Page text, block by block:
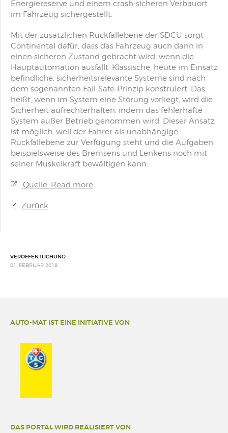
Energiereserve und einem crash-sicheren Verbauort
im Fahrzeug sichergestellt.
Mit der zusätzlichen Rückfallebene der SDCU sorgt
Continental dafür, dass das Fahrzeug auch dann in
einen sicheren Zustand gebracht wird, wenn die
Hauptautomation ausfällt. Klassische, heute im Einsatz
befindliche, sicherheitsrelevante Systeme sind nach
dem sogenannten Fail-Safe-Prinzip konstruiert. Das
heißt, wenn im System eine Störung vorliegt, wird die
Sicherheit aufrechterhalten, indem das fehlerhafte
System außer Betrieb genommen wird. Dieser Ansatz
ist möglich, weil der Fahrer als unabhängige
Rückfallebene zur Verfügung steht und die Aufgaben
beispielsweise des Bremsens und Lenkens noch mit
seiner Muskelkraft bewältigen kann.
Quelle: Read more
Zurück
VERÖFFENTLICHUNG:
01. FEBRUAR 2018
AUTO-MAT IST EINE INITIATIVE VON
DAS PORTAL WIRD REALISIERT VON